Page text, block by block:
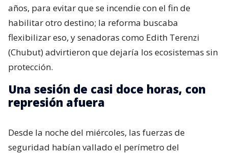
años, para evitar que se incendie con el fin de
habilitar otro destino; la reforma buscaba
flexibilizar eso, y senadoras como Edith Terenzi
(Chubut) advirtieron que dejaría los ecosistemas sin
protección.
Una sesión de casi doce horas, con
represión afuera
Desde la noche del miércoles, las fuerzas de
seguridad habían vallado el perímetro del